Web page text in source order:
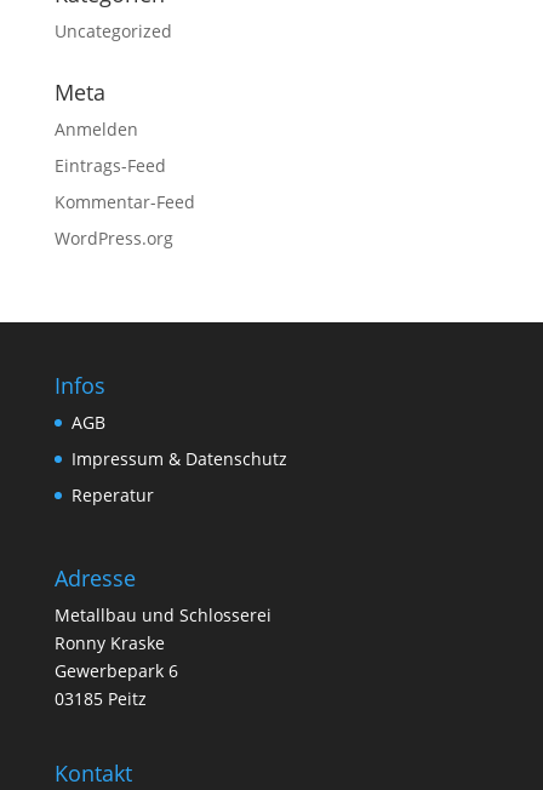
Uncategorized
Meta
Anmelden
Eintrags-Feed
Kommentar-Feed
WordPress.org
Infos
AGB
Impressum & Datenschutz
Reperatur
Adresse
Metallbau und Schlosserei
Ronny Kraske
Gewerbepark 6
03185 Peitz
Kontakt